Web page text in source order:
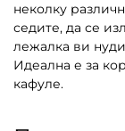
неколку
седите, да се
лежалка ви
Идеална е за
кафуле.